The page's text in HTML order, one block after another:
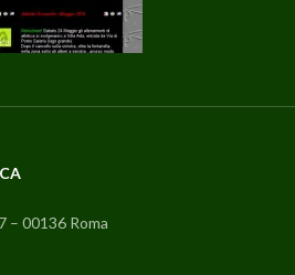
– 00136 Roma